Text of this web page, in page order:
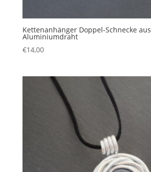
Kettenanhänger Doppel-Schnecke aus
Aluminiumdraht
€14,00